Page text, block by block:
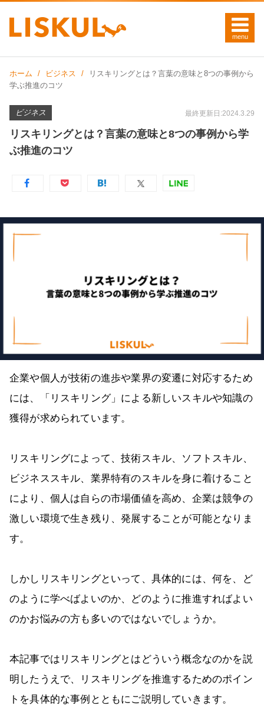
ホーム ビジネス
リスキリングとは？言葉の意味と8つの事例から
学ぶ推進のコツ
ビジネス 最終更新日:2024.3.29
リスキリングとは？言葉の意味と8つの事例から学
ぶ推進のコツ
企業や個人が技術の進歩や業界の変遷に対応するため
には、「リスキリング」による新しいスキルや知識の
獲得が求められています。
リスキリングによって、技術スキル、ソフトスキル、
ビジネススキル、業界特有のスキルを身に着けること
により、個人は自らの市場価値を高め、企業は競争の
激しい環境で生き残り、発展することが可能となりま
す。
しかしリスキリングといって、具体的には、何を、ど
のように学べばよいのか、どのように推進すればよい
のかお悩みの方も多いのではないでしょうか。
本記事ではリスキリングとはどういう概念なのかを説
明したうえで、リスキリングを推進するためのポイン
トを具体的な事例とともにご説明していきます。